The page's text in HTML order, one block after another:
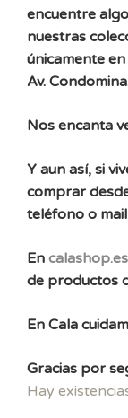
encuentre
nuestras
únicamente
Av.
Nos encanta
Y aun así, si
comprar
teléfono o
En calashop.es
de productos
En Cala
Gracias por
Hay